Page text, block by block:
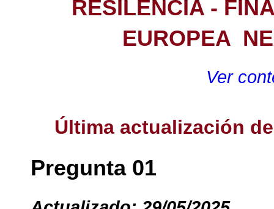
RESILENCIA -
EUROPEA 
Ver
Última actualización
Pregunta 01